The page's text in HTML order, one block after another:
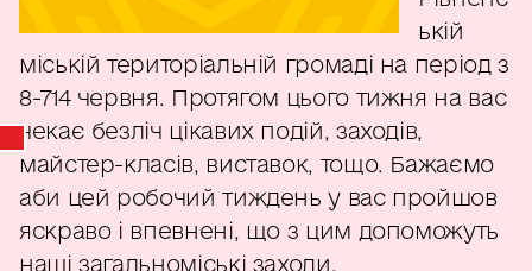
ькій
міській територіальній громаді на період з
8-714 червня. Протягом цього тижня на вас
чекає безліч цікавих подій, заходів,
майстер-класів, виставок, тощо. Бажаємо
аби цей робочий тиждень у вас пройшов
яскраво і впевнені, що з цим допоможуть
наші загальноміські заходи.